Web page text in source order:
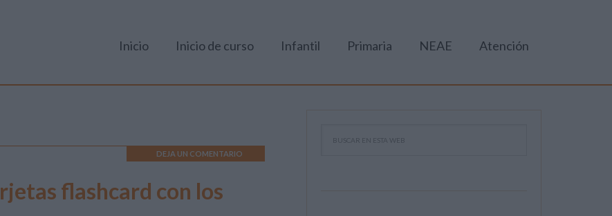
Inicio Inicio de curso Infantil Primaria NEAE Atención
DEJA UN COMENTARIO
flashcard con los